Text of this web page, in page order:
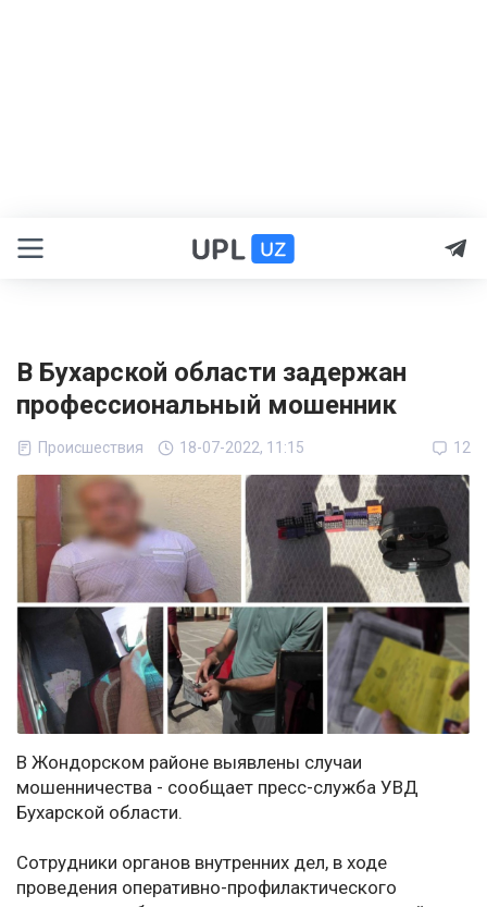
В Бухарской области задержан
профессиональный мошенник
Происшествия 18-07-2022, 11:15 12
В Жондорском районе выявлены случаи
мошенничества - сообщает пресс-служба УВД
Бухарской области.
Сотрудники органов внутренних дел, в ходе
проведения оперативно-профилактического